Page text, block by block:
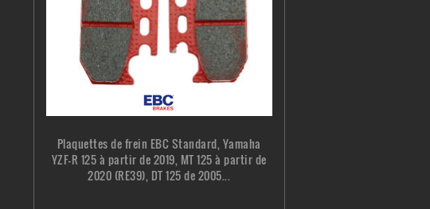
Plaquettes de frein EBC Standard, Yamaha
YZF-R 125 à partir de 2019, MT 125 à partir de
2020 (RE39), DT 125 de 2005...